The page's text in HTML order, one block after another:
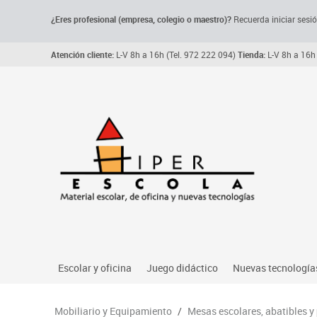
¿Eres profesional (empresa, colegio o maestro)? Recuerda iniciar
Atención cliente: L-V 8h a 16h (Tel. 972 222 094)Tienda: L-V 8h a
Escolar y oficina
Archivo, carpetas y clasificadores
Juego didáctico
Primeras edades
Nuevas
Audio
Mobiliario y Equipamiento / Mesas escolares, abatibles